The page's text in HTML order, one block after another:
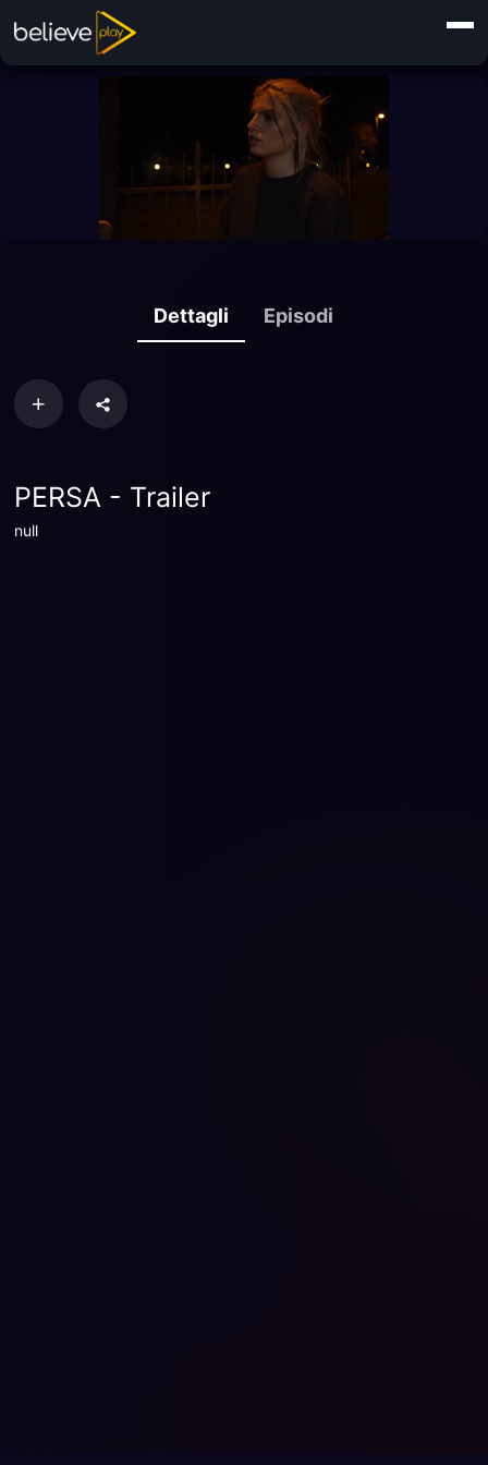
Dettagli Episodi
PERSA - Trailer
null